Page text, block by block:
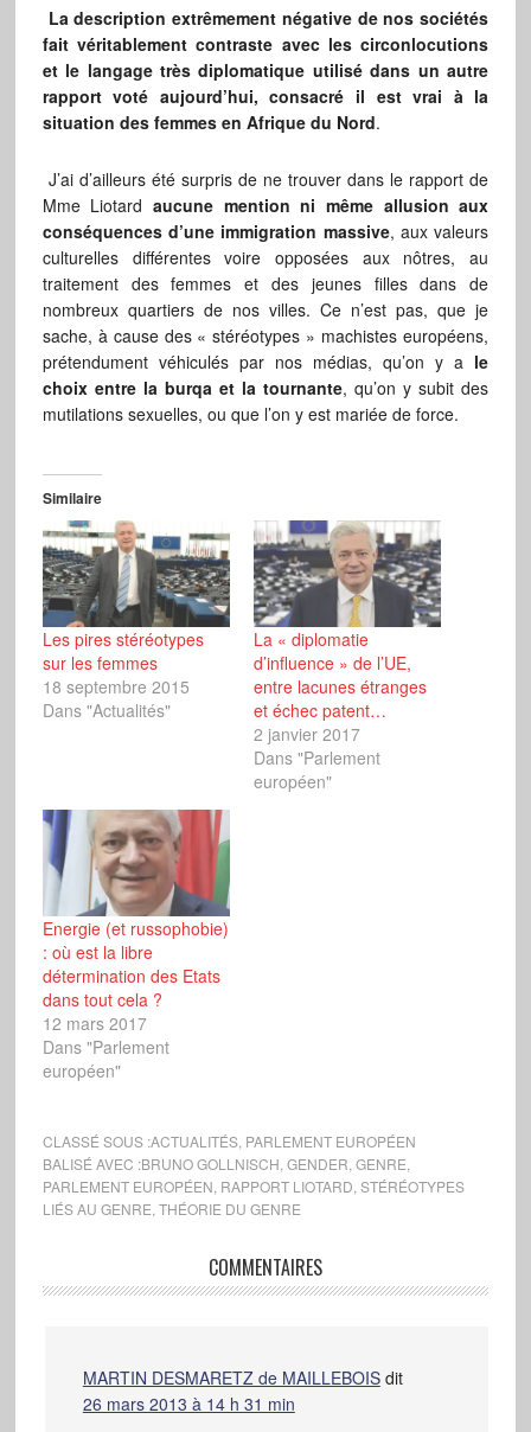
La description extrêmement négative de nos sociétés
fait véritablement contraste avec les circonlocutions
et le langage très diplomatique utilisé dans un autre
rapport voté aujourd’hui, consacré il est vrai à la
situation des femmes en Afrique du Nord.
J’ai d’ailleurs été surpris de ne trouver dans le rapport de
Mme Liotardaucune mention ni même allusion aux
conséquences d’une immigration massive, aux valeurs
culturelles différentes voire opposées aux nôtres, au
traitement des femmes et des jeunes filles dans de
nombreux quartiers de nos villes. Ce n’est pas, que je
sache, à cause des « stéréotypes » machistes européens,
prétendument véhiculés par nos médias, qu’on y a le
choix entre la burqa et la tournante, qu’on y subit des
mutilations sexuelles, ou que l’on y est mariée de force.
Similaire
Les pires stéréotypes
sur les femmes
18 septembre 2015
Dans "Actualités"
La « diplomatie
d’influence » de l’UE,
entre lacunes étranges
et échec patent…
2 janvier 2017
Dans "Parlement
européen"
Energie (et russophobie)
: où est la libre
détermination des Etats
dans tout cela ?
12 mars 2017
Dans "Parlement
européen"
CLASSÉ SOUS :ACTUALITÉS, PARLEMENT EUROPÉEN
BALISÉ AVEC :BRUNO GOLLNISCH GENDER GENRE
PARLEMENT EUROPÉEN RAPPORT LIOTARD STÉRÉOTYPES
LIÉS AU GENRE THÉORIE DU GENRE
COMMENTAIRES
MARTIN DESMARETZ de MAILLEBOIS dit
26 mars 2013 à 14 h 31 min